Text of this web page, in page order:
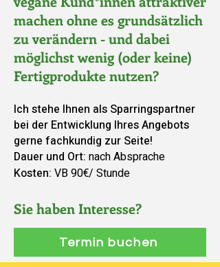
machen ohne es grundsätzlich
zu verändern - und dabei
möglichst wenig (oder keine)
Fertigprodukte nutzen?
Ich stehe Ihnen als Sparringspartner
bei der Entwicklung Ihres Angebots
gerne fachkundig zur Seite!
Dauer und Ort: nach Absprache
Kosten: VB 90€/ Stunde
Sie haben Interesse?
Termin buchen